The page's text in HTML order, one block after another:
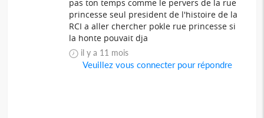
pas ton temps comme le pervers de la rue
princesse seul president de l'histoire de la
RCI a aller chercher pokle rue princesse si
la honte pouvait dja
il y a 11 mois
Veuillez vous connecter pour répondre